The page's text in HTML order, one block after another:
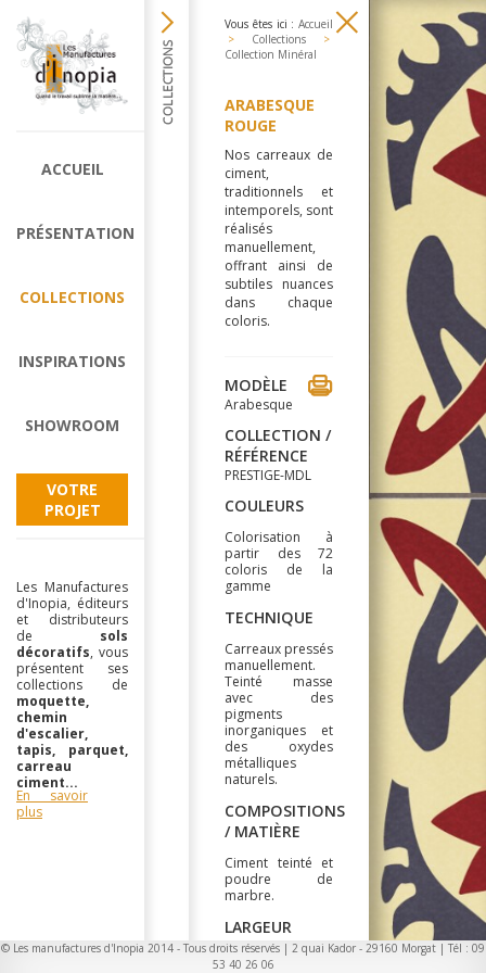
ACCUEIL
PRÉSENTATION
COLLECTIONS
INSPIRATIONS
SHOWROOM
VOTRE
PROJET
Les Manufactures
d'Inopia, éditeurs
et distributeurs
de sols
décoratifs, vous
présentent ses
collections de
moquette,
chemin
d'escalier,
tapis, parquet,
carreau
ciment...
En savoir
plus
Vous êtes ici : Accueil
>
Collections
>
Collection Minéral
ARABESQUE
ROUGE
Nos carreaux de
ciment,
traditionnels et
intemporels, sont
réalisés
manuellement,
offrant ainsi de
subtiles nuances
dans chaque
coloris.
MODÈLE
Arabesque
COLLECTION /
RÉFÉRENCE
PRESTIGE-MDL
COULEURS
Colorisation à
partir des 72
coloris de la
gamme
TECHNIQUE
Carreaux pressés
manuellement.
Teinté masse
avec des
pigments
inorganiques et
des oxydes
métalliques
naturels.
COMPOSITIONS
/ MATIÈRE
Ciment teinté et
poudre de
marbre.
LARGEUR
20x20cm
© Les manufactures d'Inopia 2014 - Tous droits réservés | 2 quai Kador - 29160 Morgat | Tél : 09
53 40 26 06